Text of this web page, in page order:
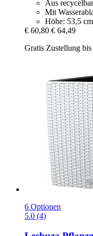
Aus
Mit
Höhe: 53,5
€ 60,80 € 64,49
Gratis Zustellung
6 Optionen
5.0 (4)